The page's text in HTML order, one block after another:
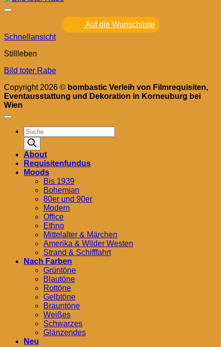
Auf die Wunschliste
Schnellansicht
Stillleben
Bild toter Rabe
Copyright 2026 © bombastic Verleih von Filmrequisiten,
Eventausstattung und Dekoration in Korneuburg bei
Wien
Products
search
About
Requisitenfundus
Moods
Bis 1939
Bohemian
80er und 90er
Modern
Office
Ethno
Mittelalter & Märchen
Amerika & Wilder Westen
Strand & Schifffahrt
Nach Farben
Grüntöne
Blautöne
Rottöne
Gelbtöne
Brauntöne
Weißes
Schwarzes
Glänzendes
Neu